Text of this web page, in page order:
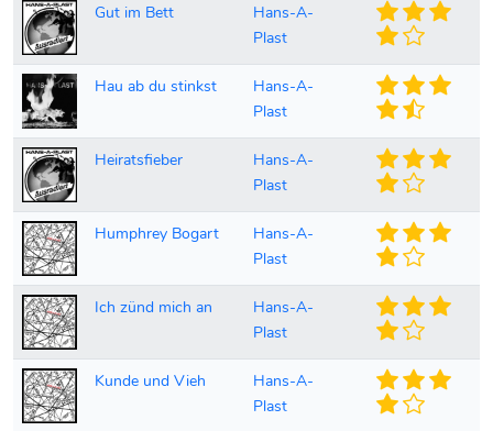
Gut im Bett
Hans-A-
Plast
Hau ab du stinkst
Hans-A-
Plast
Heiratsfieber
Hans-A-
Plast
Humphrey Bogart
Hans-A-
Plast
Ich zünd mich an
Hans-A-
Plast
Kunde und Vieh
Hans-A-
Plast